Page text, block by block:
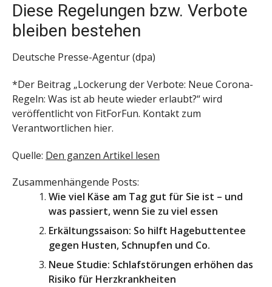
Diese Regelungen bzw. Verbote
bleiben bestehen
Deutsche Presse-Agentur (dpa)
*Der Beitrag „Lockerung der Verbote: Neue Corona-
Regeln: Was ist ab heute wieder erlaubt?“ wird
veröffentlicht von FitForFun. Kontakt zum
Verantwortlichen hier.
Quelle: Den ganzen Artikel lesen
Zusammenhängende Posts:
Wie viel Käse am Tag gut für Sie ist – und
was passiert, wenn Sie zu viel essen
Erkältungssaison: So hilft Hagebuttentee
gegen Husten, Schnupfen und Co.
Neue Studie: Schlafstörungen erhöhen das
Risiko für Herzkrankheiten